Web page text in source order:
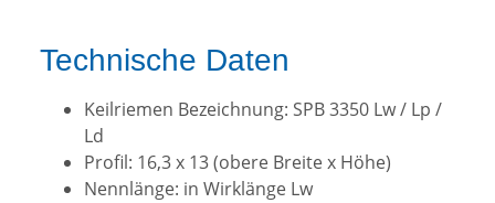
Technische Daten
Keilriemen Bezeichnung: SPB 3350 Lw / Lp /
Ld
Profil: 16,3 x 13 (obere Breite x Höhe)
Nennlänge: in Wirklänge Lw